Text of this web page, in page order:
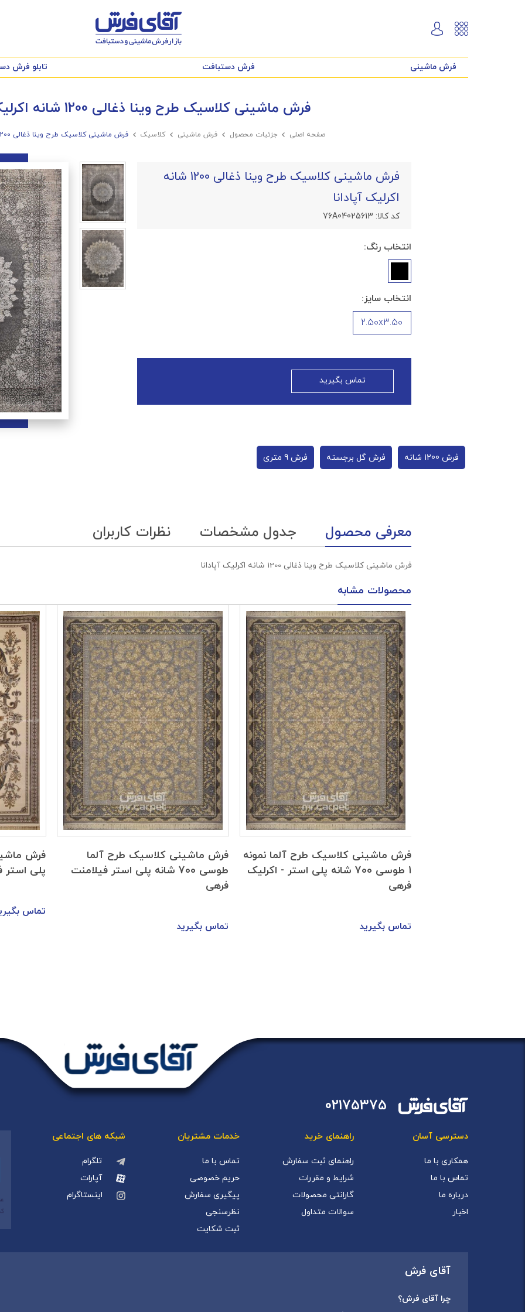
فرش ماشینی فرش دستبافت تابلو فرش
فرش ماشینی کلاسیک طرح وینا ذغالی 1200 شانه اکرلیک آپادانا
صفحه اصلی  جزئیات محصول  فرش ماشینی  کلاسیک  فرش ماشینی کلاسیک طرح وینا ذغالی 1200 شانه اکرلیک آپادانا
فرش ماشینی کلاسیک طرح وینا ذغالی 1200 شانه
اکرلیک آپادانا
کد کالا: 76A04025613
انتخاب رنگ:
انتخاب سایز:
2.50x3.50
تماس بگیرید
فرش 1200 شانه فرش گل برجسته فرش 9 متری
معرفی محصول جدول مشخصات نظرات کاربران
فرش ماشینی کلاسیک طرح وینا ذغالی 1200 شانه اکرلیک آپادانا
محصولات مشابه
فرش ماشینی کلاسیک طرح آلما نمونه
1 طوسی 700 شانه پلی استر - اکرلیک
فرهی
تماس بگیرید
فرش ماشینی کلاسیک طرح آلما
طوسی 700 شانه پلی استر فیلامنت
فرهی
تماس بگیرید
پلی استر
تماس
02175375
دسترسی آسان
همکاری با ما
تماس با ما
درباره ما
اخبار
راهنمای خرید
راهنمای ثبت سفارش
شرایط و مقررات
گارانتی محصولات
سوالات متداول
خدمات مشتریان
تماس با ما
حریم خصوصی
پیگیری سفارش
نظرسنجی
ثبت شکایت
شبکه های اجتماعی
تلگرام
آپارات
اینستاگرام
آقای فرش
چرا آقای فرش؟